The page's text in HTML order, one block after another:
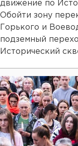
движение по
Обойти зону
Горького и
подземный
Исторический